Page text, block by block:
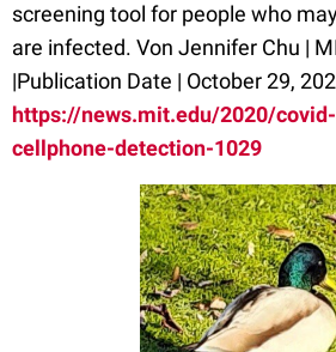
screening tool for people who
are infected. Von Jennifer Chu |
|Publication Date | October 29,
https://news.mit.edu/2020/
cellphone-detection-1029